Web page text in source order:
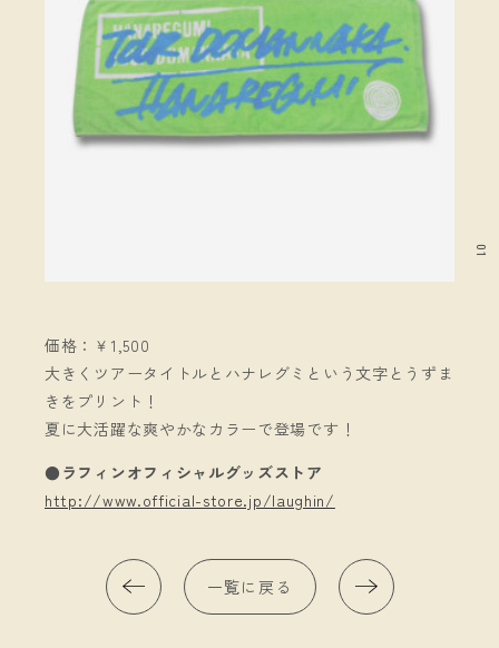
01
価格：￥1,500
大きくツアータイトルとハナレグミという文字とうずま
きをプリント！
夏に大活躍な爽やかなカラーで登場です！
●ラフィンオフィシャルグッズストア
http://www.official-store.jp/laughin/
一覧に戻る